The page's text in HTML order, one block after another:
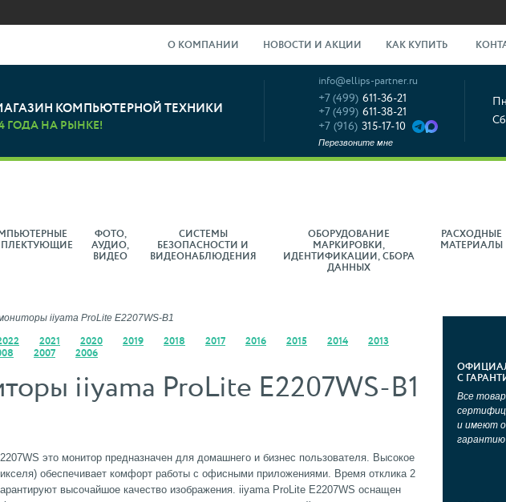
О КОМПАНИИ НОВОСТИ И АКЦИИ КАК КУПИТЬ
КОМПЬЮТЕРНОЙ ТЕХНИКИ
ГОДА НА РЫНКЕ!
info@ellips-partner.ru
+7 (499) 611-36-21
+7 (499) 611-38-21
+7 (916) 315-17-10
Перезвоните мне
ФОТО,
АУДИО,
ВИДЕО
СИСТЕМЫ
БЕЗОПАСНОСТИ И
ВИДЕОНАБЛЮДЕНИЯ
ОБОРУДОВАНИЕ
МАРКИРОВКИ,
ИДЕНТИФИКАЦИИ, СБОРА
ДАННЫХ
РАСХОДНЫЕ
МАТЕРИАЛЫ
iiyama ProLite E2207WS-B1
2021 2020 2019 2018 2017 2016 2015 2014
2013
2007 2006
iiyama ProLite E2207WS-B1
это монитор предназначен для домашнего и бизнес пользователя. Высокое
обеспечивает комфорт работы с офисными приложениями. Время отклика 2
высочайшое качество изображения. iiyama ProLite E2207WS оснащен
С
Все
и имеют
гарантию